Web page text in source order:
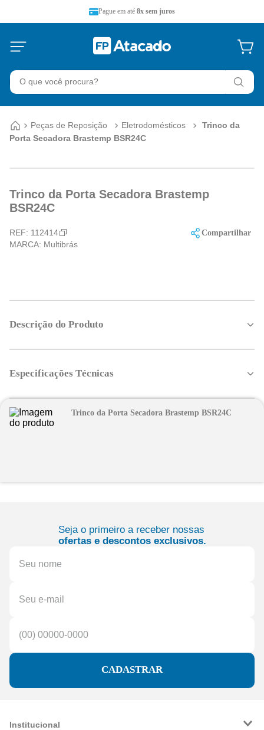
Pague em até 8x sem juros
O que você procura?
Peças de Reposição Eletrodomésticos
Trinco da
Porta Secadora Brastemp BSR24C
Trinco da Porta Secadora Brastemp
BSR24C
REF: 112414
MARCA: Multibrás
Compartilhar
Descrição do Produto
Especificações Técnicas
Trinco da Porta Secadora Brastemp BSR24C
Seja o primeiro a receber nossas
ofertas e descontos exclusivos.
CADASTRAR
Institucional